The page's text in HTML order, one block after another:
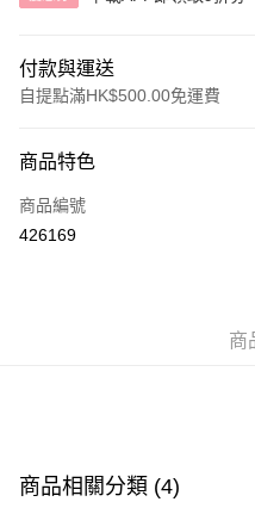
付款與運送
自提點滿HK$500.00免運費
信用卡
AlipayHK
每筆HK$40.00，滿HK$500.00
每筆HK$40.00，滿HK$500.00
商品特色
商品編號
426169
商
商品相關分類 (4)